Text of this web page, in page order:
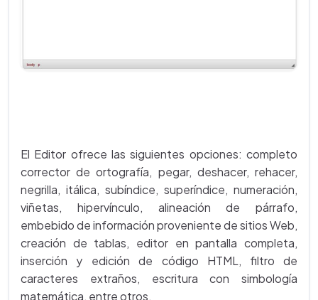
El Editor ofrece las siguientes opciones: completo
corrector de ortografía, pegar, deshacer, rehacer,
negrilla, itálica, subíndice, superíndice, numeración,
viñetas, hipervínculo, alineación de párrafo,
embebido de información proveniente de sitios Web,
creación de tablas, editor en pantalla completa,
inserción y edición de código HTML, filtro de
caracteres extraños, escritura con simbología
matemática, entre otros.